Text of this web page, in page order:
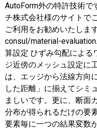
AutoForm外の特許技術で
チ株式会社様のサイトで
ご利用をお勧めいたしま
consul/material-
算設定 ひずみ勾配による
ジ近傍のメッシュ設定に
は、エッジから法線方向
した距離」に揃えてシミ
ましいです。更に、断面
分布が得られるだけの要
要素毎に一つの結果変数